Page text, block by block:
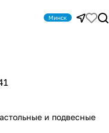
Минск
и подвесные